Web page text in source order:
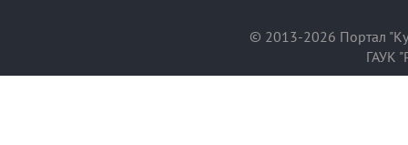
© 2013-2026 Портал
ГАУК